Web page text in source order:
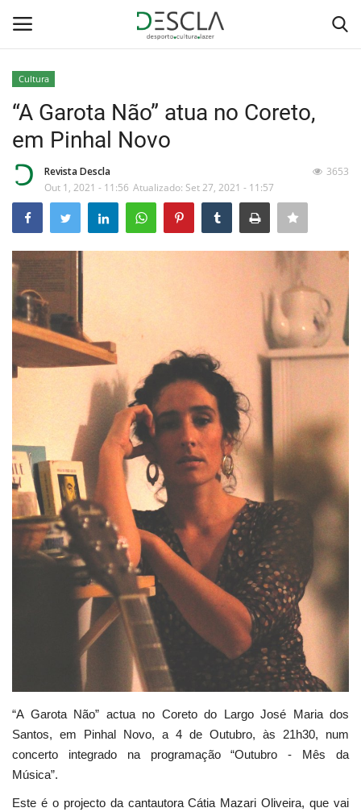
Home
...by Descla
Desporto
Contactos
Sobre Nós
Educação
Estatuto Editorial
Ficha técnica
Cultura
Lazer
Cultura
“A Garota Não” atua no Coreto,
em Pinhal Novo
Revista Descla
Out 1, 2021 - 11:56 Atualizado: Set 27, 2021 - 11:57
3653
“A Garota Não” actua no Coreto do Largo José Maria dos
Santos, em Pinhal Novo, a 4 de Outubro, às 21h30, num
concerto integrado na programação “Outubro - Mês da
Música”.
Este é o projecto da cantautora Cátia Mazari Oliveira, que vai